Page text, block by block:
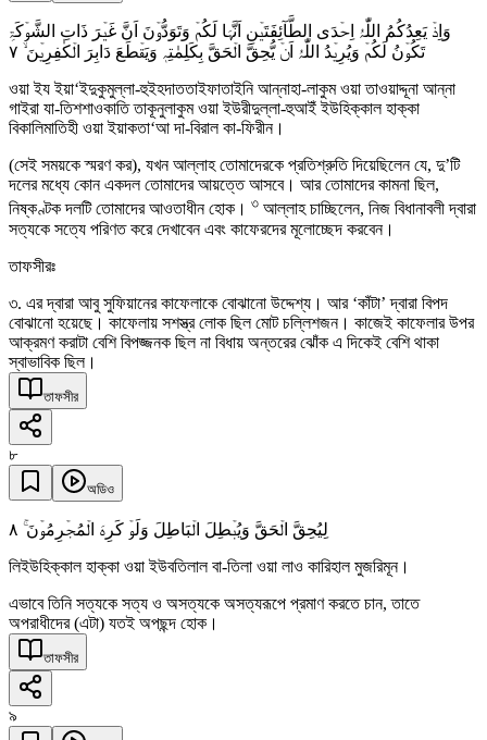
وَاِذۡ یَعِدُکُمُ اللّٰہُ اِحۡدَی الطَّآئِفَتَیۡنِ اَنَّہَا لَکُمۡ وَتَوَدُّوۡنَ اَنَّ غَیۡرَ ذَاتِ الشَّوۡکَۃِ
تَکُوۡنُ لَکُمۡ وَیُرِیۡدُ اللّٰہُ اَنۡ یُّحِقَّ الۡحَقَّ بِکَلِمٰتِہٖ وَیَقۡطَعَ دَابِرَ الۡکٰفِرِیۡنَ ۙ ٧
ওয়া ইয ইয়া‘ইদুকুমুল্লা-হুইহদাততাইফাতাইনি আন্নাহা-লাকুম ওয়া তাওয়াদ্দূনা আন্না
গাইরা যা-তিশশাওকাতি তাকূনুলাকুম ওয়া ইউরীদুল্লা-হুআইঁ ইউহিক্কাল হাক্কা
বিকালিমাতিহী ওয়া ইয়াকতা‘আ দা-বিরাল কা-ফিরীন।
(সেই সময়কে স্মরণ কর), যখন আল্লাহ তোমাদেরকে প্রতিশ্রুতি দিয়েছিলেন যে, দু’টি
দলের মধ্যে কোন একদল তোমাদের আয়ত্তে আসবে। আর তোমাদের কামনা ছিল,
নিষ্কণ্টক দলটি তোমাদের আওতাধীন হোক। ৩ আল্লাহ চাচ্ছিলেন, নিজ বিধানাবলী দ্বারা
সত্যকে সত্যে পরিণত করে দেখাবেন এবং কাফেরদের মূলোচ্ছেদ করবেন।
তাফসীরঃ
৩. এর দ্বারা আবু সুফিয়ানের কাফেলাকে বোঝানো উদ্দেশ্য। আর ‘কাঁটা’ দ্বারা বিপদ
বোঝানো হয়েছে। কাফেলায় সশস্ত্র লোক ছিল মোট চল্লিশজন। কাজেই কাফেলার উপর
আক্রমণ করাটা বেশি বিপজ্জনক ছিল না বিধায় অন্তরের ঝোঁক এ দিকেই বেশি থাকা
স্বাভাবিক ছিল।
তাফসীর
৮
অডিও
لِیُحِقَّ الۡحَقَّ وَیُبۡطِلَ الۡبَاطِلَ وَلَوۡ کَرِہَ الۡمُجۡرِمُوۡنَ ۚ ٨
লিইউহিক্কাল হাক্কা ওয়া ইউবতিলাল বা-তিলা ওয়া লাও কারিহাল মুজরিমূন।
এভাবে তিনি সত্যকে সত্য ও অসত্যকে অসত্যরূপে প্রমাণ করতে চান, তাতে
অপরাধীদের (এটা) যতই অপছন্দ হোক।
তাফসীর
৯